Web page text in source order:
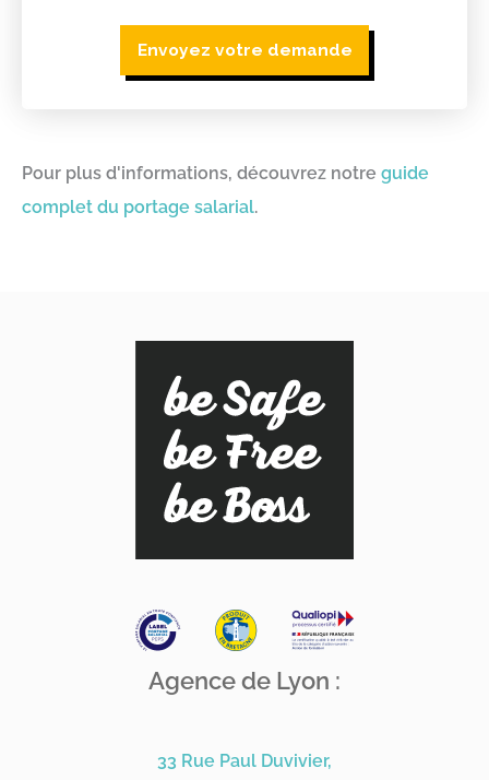
Pour plus d'informations, découvrez notre guide
complet du portage salarial.
Agence de Lyon :
33 Rue Paul Duvivier,